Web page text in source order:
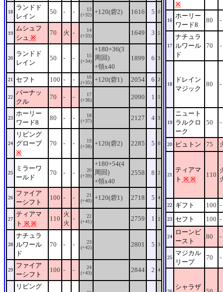
18
ランドド
レイン
50 - -
13
(+32) +120(砦2) 1616 5 0
19
ムシュフ
シュ ※
70 火 -
14
(+33)
1649 3 5
20
ランドド
レイン
50 - -
15
(+34)
+180+36(3
周回)
+領x40
1899 6 3
21 セフト 100 - -
16
(+35) +120(砦1) 2054 6 2
22
バーナッ
クル
70 - -
17
(+36)
2090 1 5
23
ホーリー
ワード8
80 - -
18
(+37)
2127 4 3
24
リビング
グローブ
※
70 - -
19
(+38) +120(砦2) 2285 5 0
25
ミラーワ
ールド
70 - -
20
(+39)
+180+54(4
周回)
+領x40
2558 8 2
26
ファイア
ーシフト
100 - -
21
(+40) +120(砦1) 2718 5 4
27
ティアマ
ト ※ ※
110
火
火
-
22
(+41)
2759 1 2
28
ナチュラ
ルワール
ド
70 - -
23
(+42)
2801 5 3
29
ファイア
ーシフト
100 - -
24
(+43)
2844 2 4
リビング
※
16
ホーリー
ワード8
80 -
17
ナチュラ
ルワール
ド
70 -
18
ドレイン
マジック
80 -
19
ニュート
ラルクロ
ーク
50 -
20 ピュトン 75
21
ティアマ
ト ※ ※
110
22 ギフト 100 -
23 セフト 100 -
24
ローンビ
ースト
80 -
25
マジカル
リープ
70 -
シャラザ